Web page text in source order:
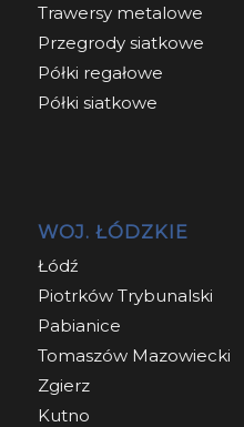
Trawersy metalowe
Przegrody siatkowe
Półki regałowe
Półki siatkowe
WOJ. ŁÓDZKIE
Łódź
Piotrków Trybunalski
Pabianice
Tomaszów Mazowiecki
Zgierz
Kutno